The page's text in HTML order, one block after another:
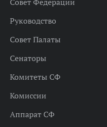
Руководство
Совет Палаты
Сенаторы
Комитеты СФ
Комиссии
Аппарат СФ